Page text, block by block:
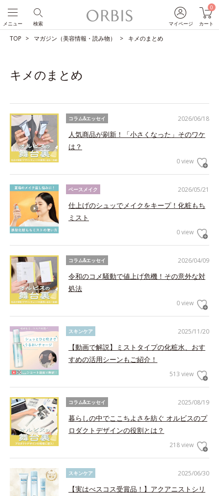
マイページ
0
カート
検索
メニュー
TOP マガジン（美容情報・読み物） キメのまとめ
キメのまとめ
2026/06/18
コラム&エッセイ
人気商品が刷新！「小さくなった」そのワケ
は？
0 view
2026/05/21
ベースメイク
仕上げのシュッでメイクをキープ！化粧もち
ミスト
0 view
2026/04/09
コラム&エッセイ
令和のコメ騒動で値上げ危機！その意外な対
処法
0 view
2025/11/20
スキンケア
【動画で解説】ミストタイプの化粧水、おす
すめの活用シーンもご紹介！
513 view
2025/08/19
コラム&エッセイ
暮らしの中でここちよさを紡ぐ オルビスのプ
ロダクトデザインの役割とは？
218 view
2025/06/30
スキンケア
【実はべスコス受賞品！】アクアニストシリ